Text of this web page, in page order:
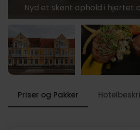
Nyd et skønt ophold i hjertet
Priser og Pakker